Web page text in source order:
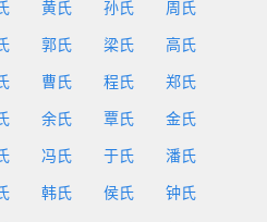
黄氏 孙氏 周氏
郭氏 梁氏 高氏
曹氏 程氏 郑氏
余氏 覃氏 金氏
冯氏 于氏 潘氏
韩氏 侯氏 钟氏